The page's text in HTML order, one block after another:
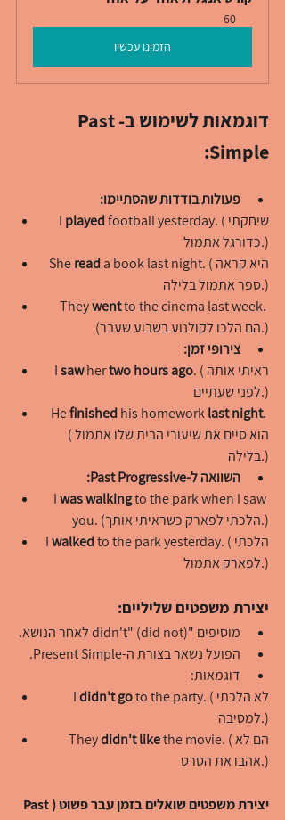
60
הזמינו עכשיו
דוגמאות לשימוש ב-Past
Simple:
פעולות בודדות שהסתיימו:
I played football yesterday. (שיחקתי
כדורגל אתמול.)
She read a book last night. (היא קראה
ספר אתמול בלילה.)
They went to the cinema last week.
(הם הלכו לקולנוע בשבוע שעבר.)
צירופי זמן:
I saw her two hours ago. (ראיתי אותה
לפני שעתיים.)
He finished his homework last night.
(הוא סיים את שיעורי הבית שלו אתמול
בלילה.)
השוואה ל-Past Progressive:
I was walking to the park when I saw
you. (הלכתי לפארק כשראיתי אותך.)
I walked to the park yesterday. (הלכתי
לפארק אתמול.)
יצירת משפטים שליליים:
מוסיפים "didn't" (did not) לאחר הנושא.
הפועל נשאר בצורת ה-Present Simple.
דוגמאות:
I didn't go to the party. (לא הלכתי
למסיבה.)
They didn't like the movie. (הם לא
אהבו את הסרט.)
יצירת משפטים שואלים בזמן עבר פשוט (Past